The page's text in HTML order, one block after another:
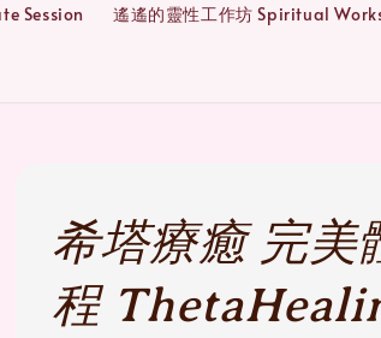
Session 遙遙的靈性工作坊 Spiritual
希塔療癒 完美
程